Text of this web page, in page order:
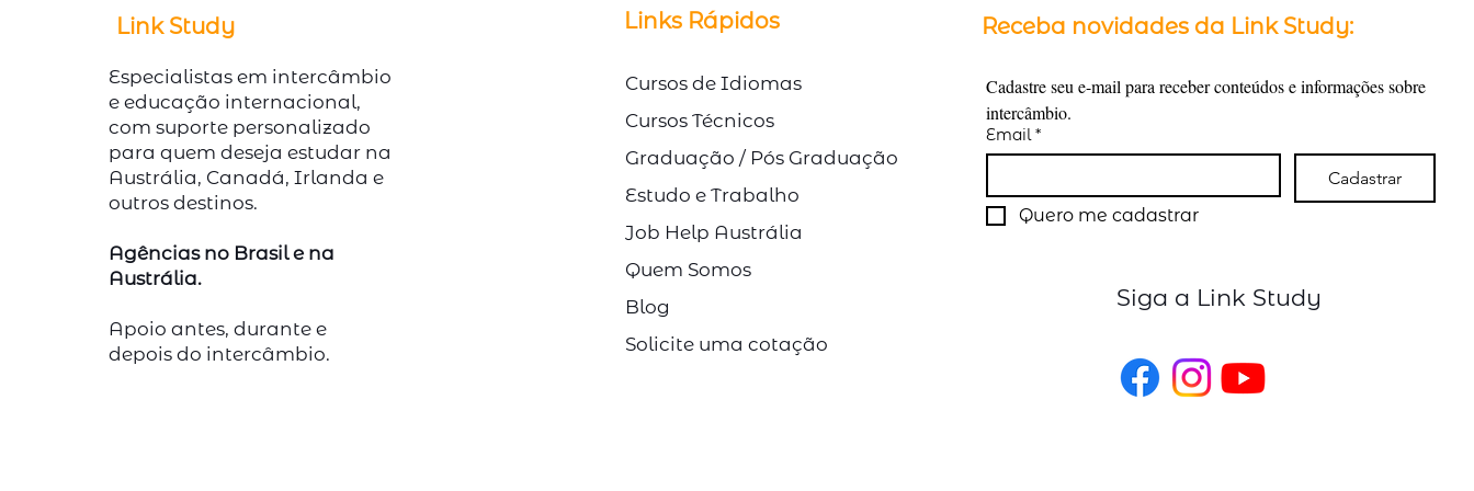
© Direitos Autorais Link Study
Link Study
Especialistas em intercâmbio
e educação internacional,
com suporte personalizado
para quem deseja estudar na
Austrália, Canadá, Irlanda e
outros destinos.
Agências no Brasil e na
Austrália.
Apoio antes, durante e
depois do intercâmbio.
Links Rápidos
Cursos de Idiomas
Cursos Técnicos
Graduação / Pós Graduação
Estudo e Trabalho
Job Help Austrália
Quem Somos
Blog
Solicite uma cotação
Receba novidades da Link Study:
Cadastre seu e-mail para receber conteúdos e informações sobre
intercâmbio.
Email *
Cadastrar
Quero me cadastrar
Siga a Link Study